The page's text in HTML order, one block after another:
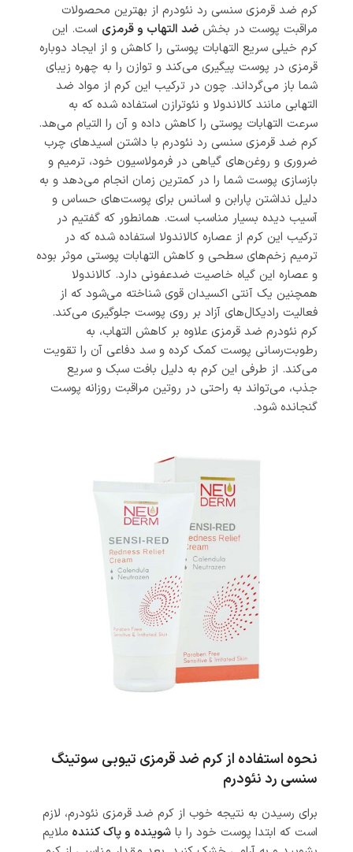
کرم ضد قرمزی سنسی رد نئودرم از بهترین محصولات
مراقبت پوست در بخش ضد التهاب و قرمزی است. این
کرم خیلی سریع التهابات پوستی را کاهش و از ایجاد دوباره
قرمزی در پوست پیگیری می‌کند و توازن را به چهره زیبای
شما باز می‌گرداند. چون در ترکیب این کرم از مواد ضد
التهابی مانند کالاندولا و نئوترازن استفاده شده‌ که به
سرعت التهابات پوستی را کاهش داده و آن‌ را التیام می‌هد.
کرم ضد قرمزی سنسی رد نئودرم با داشتن اسیدهای چرب
ضروری و روغن‌های گیاهی در فرمولاسیون خود، ترمیم و
بازسازی پوست شما را در کمترین زمان انجام می‌دهد و به
دلیل نداشتن پارابن و اسانس برای پوست‌های حساس و
آسیب‌ دیده بسیار مناسب است. همانطور که گفتیم در
ترکیب این کرم از عصاره کالاندولا استفاده شده که در
ترمیم زخم‌های سطحی و کاهش التهابات پوستی موثر بوده
و عصاره این گیاه خاصیت ضدعفونی دارد. کالاندولا
همچنین یک آنتی اکسیدان قوی شناخته می‌شود که از
فعالیت رادیکال‌های آزاد بر روی پوست جلوگیری می‌کند.
کرم نئودرم ضد قرمزی علاوه بر کاهش التهاب، به
رطوبت‌رسانی پوست کمک کرده و سد دفاعی آن را تقویت
می‌کند. از طرفی این کرم به دلیل بافت سبک و سریع
جذب، می‌تواند به راحتی در روتین مراقبت روزانه پوست
گنجانده شود.
نحوه استفاده از کرم ضد قرمزی تیوبی سوتینگ
سنسی رد نئودرم
برای رسیدن به نتیجه خوب از کرم ضد قرمزی نئودرم، لازم
است که ابتدا پوست خود را با شوینده و پاک کننده ملایم